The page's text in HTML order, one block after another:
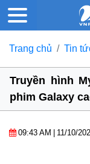
Trang chủ Tin
Truyền hình
phim Galaxy
09:43 AM 11/10/